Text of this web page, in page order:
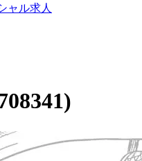
ャル求人